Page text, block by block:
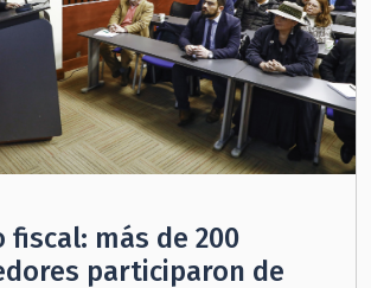
fiscal: más de 200
participaron de